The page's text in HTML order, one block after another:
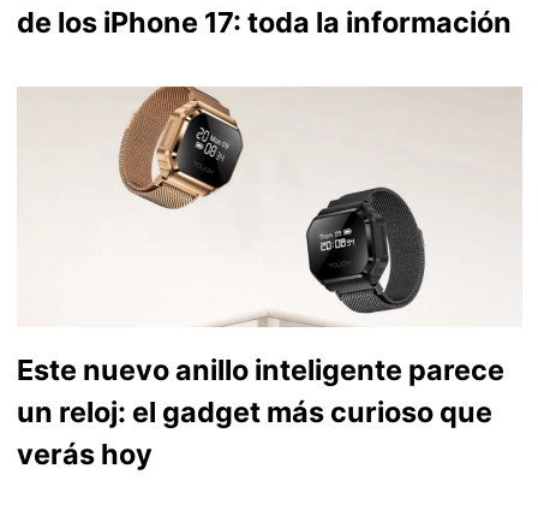
de los iPhone 17: toda la información
Este nuevo anillo inteligente parece
un reloj: el gadget más curioso que
verás hoy